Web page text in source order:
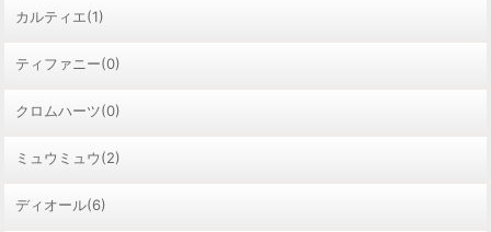
カルティエ(1)
ティファニー(0)
クロムハーツ(0)
ミュウミュウ(2)
ディオール(6)